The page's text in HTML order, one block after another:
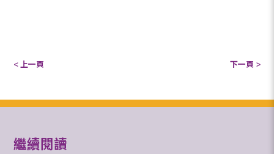
< 上一頁 下一頁 >
繼續閱讀